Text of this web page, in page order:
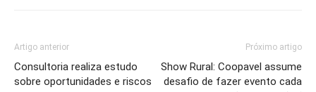
Artigo anterior
Consultoria realiza estudo
sobre oportunidades e riscos
Próximo artigo
Show Rural: Coopavel assume
desafio de fazer evento cada